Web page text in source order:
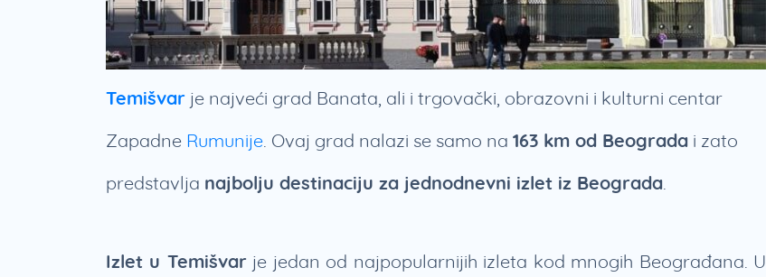
Temišvar je najveći grad Banata, ali i trgovački, obrazovni i kulturni centar
Zapadne Rumunije . Ovaj grad nalazi se samo na 163 km od Beograda i zato
predstavlja najbolju destinaciju za jednodnevni izlet iz Beograda
Izlet u Temišvarje jedan od najpopularnijih izleta kod mnogih Beograđana. U